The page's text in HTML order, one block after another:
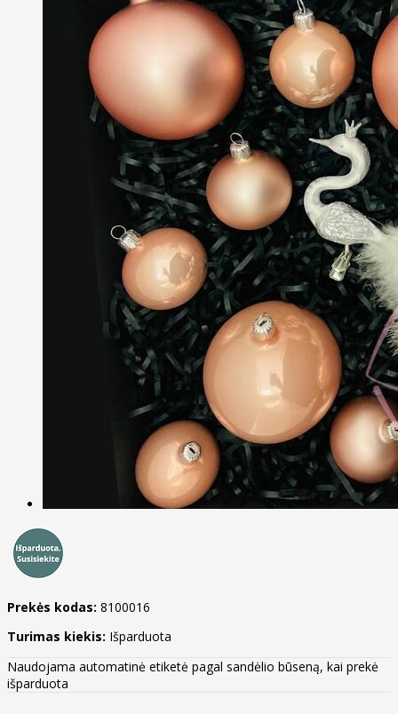
Prekės kodas: 8100016
Turimas kiekis: Išparduota
Naudojama automatinė etiketė pagal sandėlio būseną, kai prekė
išparduota